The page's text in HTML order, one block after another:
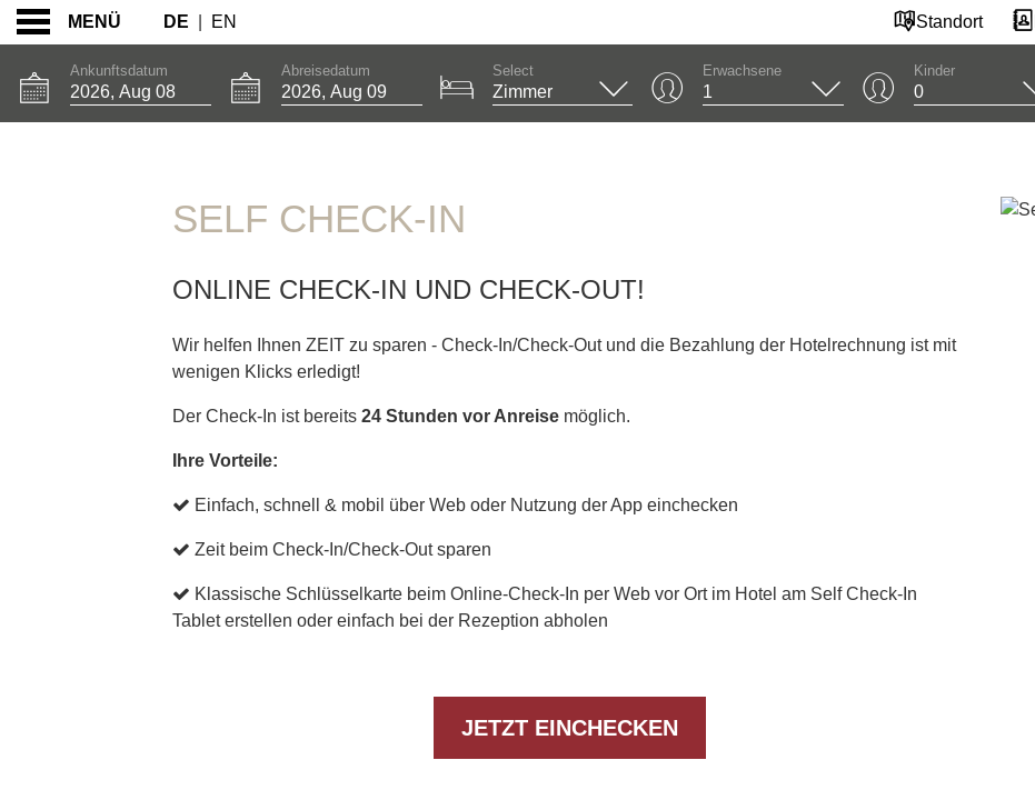
Standort
MENÜ DE EN
Ankunftsdatum Abreisedatum Select Erwachsene Kinder
SELF CHECK-IN
ONLINE CHECK-IN UND CHECK-OUT!
Wir helfen Ihnen ZEIT zu sparen - Check-In/Check-Out und die Bezahlung der Hotelrechnung ist mit
wenigen Klicks erledigt!
Der Check-In ist bereits 24 Stunden vor Anreisemöglich.
Ihre Vorteile:
Einfach, schnell & mobil über Web oder Nutzung der App einchecken
Zeit beim Check-In/Check-Out sparen
Klassische Schlüsselkarte beim Online-Check-In per Web vor Ort im Hotel am Self Check-In
Tablet erstellen oder einfach bei der Rezeption abholen
JETZT EINCHECKEN